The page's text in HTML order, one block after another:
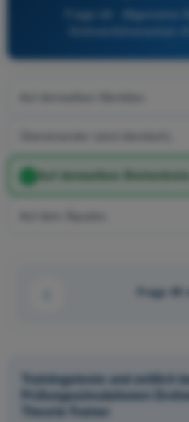
Frage 49 - Allgemeine
Auf demselben Breitenkreis.
Frage 49
Trainingstests und zeitlich
Prüfungssimulationen
Theorie-Trainer